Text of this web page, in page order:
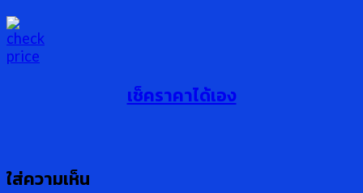
เช็คราคาได้เอง
ใส่ความเห็น